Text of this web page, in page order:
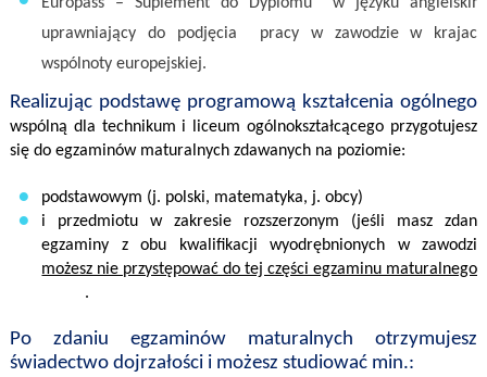
‎Europass –Suplement do Dyplomu w języku angielskim
uprawniający do
podjęcia
pracy w zawodzie w krajach
wspólnoty europejskiej.
Realizując podstawę programową kształcenia ogólnego
wspólną dla technikum i liceum ogólnokształcącego przygotujesz
się do egzaminów maturalnychzdawanych na poziomie:
podstawowym (j. polski, matematyka, j. obcy)
i przedmiotu w zakresie rozszerzonym (jeśli masz zdane
egzaminy z obu kwalifikacji wyodrębnionych w zawodzie
możesz nie przystępować do tej części egzaminu maturalnego
.
Po zdaniu egzaminów maturalnych otrzymujesz
świadectwo dojrzałości i możesz studiować min.: